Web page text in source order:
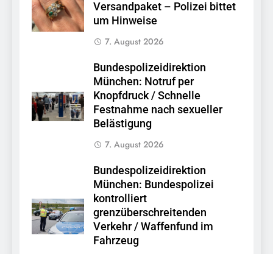
Versandpaket – Polizei bittet
um Hinweise
7. August 2026
Bundespolizeidirektion
München: Notruf per
Knopfdruck / Schnelle
Festnahme nach sexueller
Belästigung
7. August 2026
Bundespolizeidirektion
München: Bundespolizei
kontrolliert
grenzüberschreitenden
Verkehr / Waffenfund im
Fahrzeug